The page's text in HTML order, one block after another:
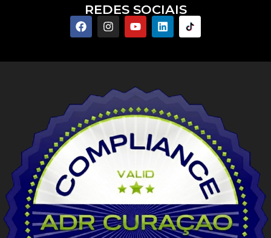
REDES SOCIAIS